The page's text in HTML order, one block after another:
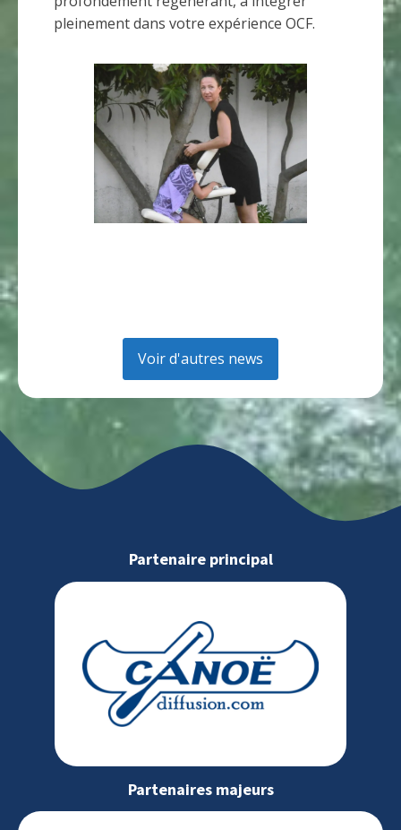
pleinement dans votre expérience OCF.
Voir d'autres news
Partenaire principal
Partenaires majeurs